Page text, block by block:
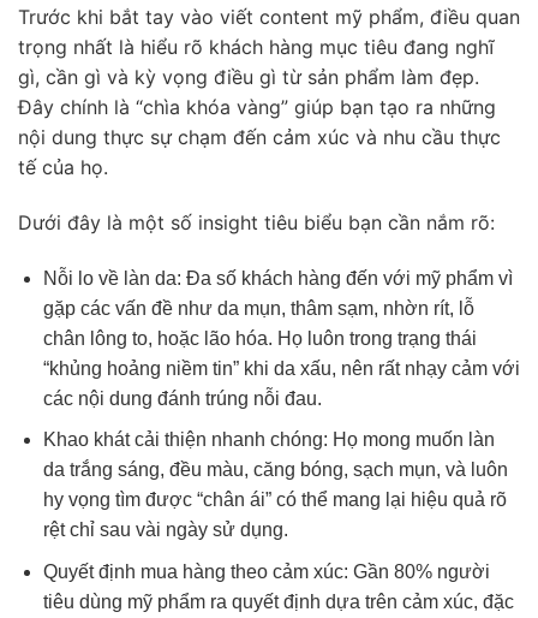
Trước khi bắt tay vào viết content mỹ phẩm, điều quan
trọng nhất là hiểu rõ khách hàng mục tiêu đang nghĩ
gì, cần gì và kỳ vọng điều gì từ sản phẩm làm đẹp.
Đây chính là “chìa khóa vàng” giúp bạn tạo ra những
nội dung thực sự chạm đến cảm xúc và nhu cầu thực
tế của họ.
Dưới đây là một số insight tiêu biểu bạn cần nắm rõ:
Nỗi lo về làn da: Đa số khách hàng đến với mỹ phẩm vì
gặp các vấn đề như da mụn, thâm sạm, nhờn rít, lỗ
chân lông to, hoặc lão hóa. Họ luôn trong trạng thái
“khủng hoảng niềm tin” khi da xấu, nên rất nhạy cảm với
các nội dung đánh trúng nỗi đau.
Khao khát cải thiện nhanh chóng: Họ mong muốn làn
da trắng sáng, đều màu, căng bóng, sạch mụn, và luôn
hy vọng tìm được “chân ái” có thể mang lại hiệu quả rõ
rệt chỉ sau vài ngày sử dụng.
Quyết định mua hàng theo cảm xúc: Gần 80% người
tiêu dùng mỹ phẩm ra quyết định dựa trên cảm xúc, đặc